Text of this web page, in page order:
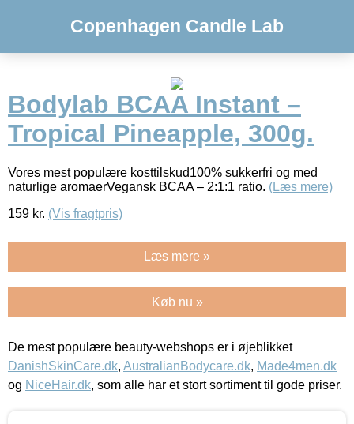
Copenhagen Candle Lab
Bodylab BCAA Instant –
Tropical Pineapple, 300g.
Vores mest populære kosttilskud100% sukkerfri og med
naturlige aromaerVegansk BCAA – 2:1:1 ratio. (Læs mere)
159 kr. (Vis fragtpris)
Læs mere »
Køb nu »
De mest populære beauty-webshops er i øjeblikket
DanishSkinCare.dk, AustralianBodycare.dk, Made4men.dk
og NiceHair.dk, som alle har et stort sortiment til gode priser.